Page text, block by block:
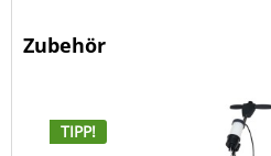
Zubehör
TIPP!